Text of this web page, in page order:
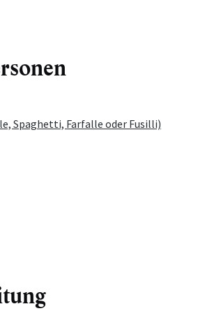
Spaghetti, Farfalle oder Fusilli)